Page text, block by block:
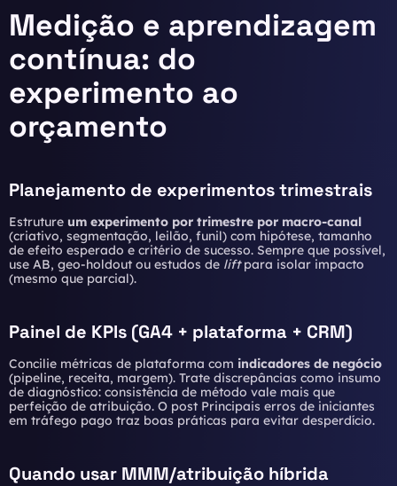
Medição e aprendizagem
contínua: do
experimento ao
orçamento
Planejamento de experimentos trimestrais
Estruture um experimento por trimestre por macro-canal
(criativo, segmentação, leilão, funil) com hipótese, tamanho
de efeito esperado e critério de sucesso. Sempre que possível,
use AB, geo-holdout ou estudos de liftpara isolar impacto
(mesmo que parcial).
Painel de KPIs (GA4 + plataforma + CRM)
Concilie métricas de plataforma com indicadores de negócio
(pipeline, receita, margem). Trate discrepâncias como insumo
de diagnóstico: consistência de método vale mais que
perfeição de atribuição. O post Principais erros de iniciantes
em tráfego pago traz boas práticas para evitar desperdício.
Quando usar MMM/atribuição híbrida